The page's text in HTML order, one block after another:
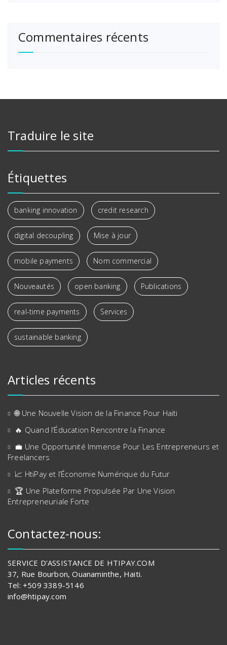
Commentaires récents
Traduire le site
Étiquettes
banking innovation credit research
digital decoupling Mise à jour
mobile payments Nom commercial
Nouveautés open banking Publications
real-time payments Services
sustainable banking
Articles récents
🌐 Une Nouvelle Vision de la Finance Pour Haïti
🔥 Quand l’Éducation Rencontre la Finance
💼 Une Opportunité Immense Pour Les Entrepreneurs et
Freelancers
📈 HtiPay et l’Économie Numérique du Futur
🏆 Une Plateforme Propulsée Par Une Vision
Entrepreneuriale Forte
Contactez-nous:
SERVICE D’ASSISTANCE DE HTIPAY.COM
37, Rue Bourbon, Ouanaminthe, Haiti.
Tel: +509 3389-5146
info@htipay.com